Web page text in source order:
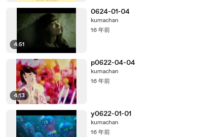
4:51
0624-01-04
kumachan
16 年前
4:13
p0622-04-04
kumachan
16 年前
y0622-01-01
kumachan
16 年前